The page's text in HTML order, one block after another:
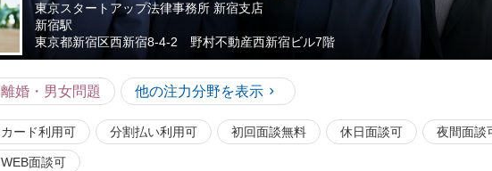
東京スタートアップ法律事務所 新宿支店
新宿駅
東京都新宿区西新宿8-4-2 野村不動産西新宿ビル7階
離婚・男女問題 他の注力分野を表示
カード利用可 分割払い利用可 初回面談無料 休日面談可 夜間面談
WEB面談可